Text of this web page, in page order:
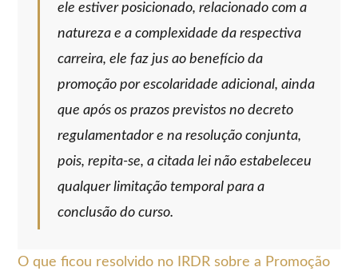
ele estiver posicionado, relacionado com a
natureza e a complexidade da respectiva
carreira, ele faz jus ao benefício da
promoção por escolaridade adicional, ainda
que após os prazos previstos no decreto
regulamentador e na resolução conjunta,
pois, repita-se, a citada lei não estabeleceu
qualquer limitação temporal para a
conclusão do curso.
O que ficou resolvido no IRDR sobre a Promoção